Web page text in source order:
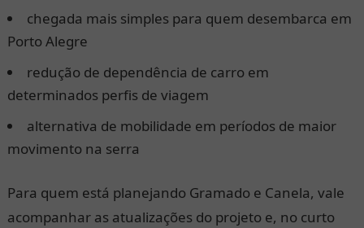
chegada mais simples para quem desembarca em
Porto Alegre
redução de dependência de carro em
determinados perfis de viagem
alternativa de mobilidade em períodos de maior
movimento na serra
Para quem está planejando Gramado e Canela, vale
acompanhar as atualizações do projeto e, no curto